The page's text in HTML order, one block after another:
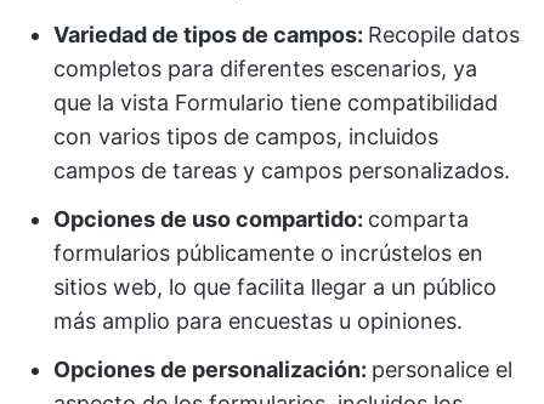
Variedad de tipos de campos: Recopile datos
completos para diferentes escenarios, ya
que la vista Formulario tiene compatibilidad
con varios tipos de campos, incluidos
campos de tareas y campos personalizados.
Opciones de uso compartido: comparta
formularios públicamente o incrústelos en
sitios web, lo que facilita llegar a un público
más amplio para encuestas u opiniones.
Opciones de personalización: personalice el